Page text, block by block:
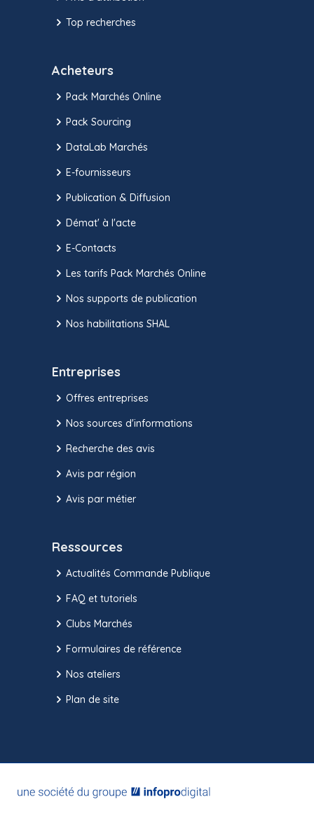
Top recherches
Acheteurs
Pack Marchés Online
Pack Sourcing
DataLab Marchés
E-fournisseurs
Publication & Diffusion
Démat' à l'acte
E-Contacts
Les tarifs Pack Marchés Online
Nos supports de publication
Nos habilitations SHAL
Entreprises
Offres entreprises
Nos sources d'informations
Recherche des avis
Avis par région
Avis par métier
Ressources
Actualités Commande Publique
FAQ et tutoriels
Clubs Marchés
Formulaires de référence
Nos ateliers
Plan de site